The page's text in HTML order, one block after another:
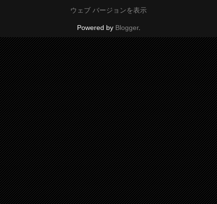
ウェブ バージョンを表示
Powered by Blogger.